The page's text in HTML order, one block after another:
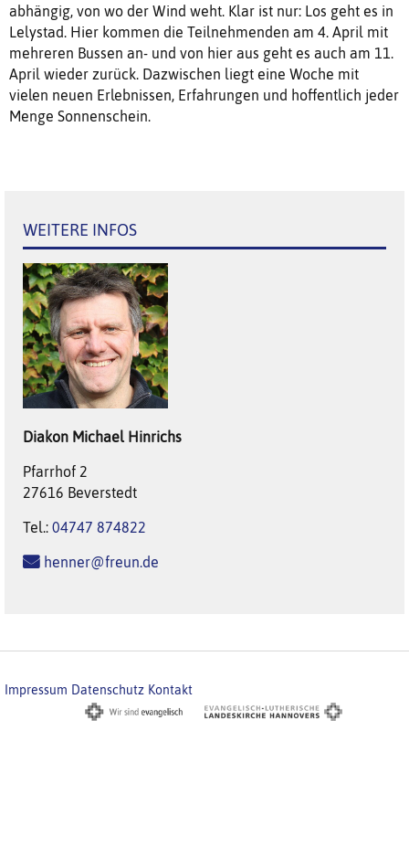
abhängig, von wo der Wind weht. Klar ist nur: Los geht es in
Lelystad. Hier kommen die Teilnehmenden am 4. April mit
mehreren Bussen an- und von hier aus geht es auch am 11.
April wieder zurück. Dazwischen liegt eine Woche mit
vielen neuen Erlebnissen, Erfahrungen und hoffentlich jeder
Menge Sonnenschein.
WEITERE INFOS
Diakon Michael Hinrichs
Pfarrhof 2
27616 Beverstedt
Tel.: 04747 874822
henner@freun.de
Impressum Datenschutz Kontakt